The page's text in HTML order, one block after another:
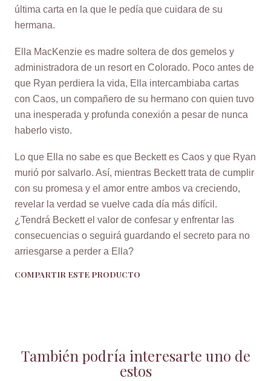
última carta en la que le pedía que cuidara de su
hermana.
Ella MacKenzie es madre soltera de dos gemelos y
administradora de un resort en Colorado. Poco antes de
que Ryan perdiera la vida, Ella intercambiaba cartas
con Caos, un compañero de su hermano con quien tuvo
una inesperada y profunda conexión a pesar de nunca
haberlo visto.
Lo que Ella no sabe es que Beckett es Caos y que Ryan
murió por salvarlo. Así, mientras Beckett trata de cumplir
con su promesa y el amor entre ambos va creciendo,
revelar la verdad se vuelve cada día más difícil.
¿Tendrá Beckett el valor de confesar y enfrentar las
consecuencias o seguirá guardando el secreto para no
arriesgarse a perder a Ella?
COMPARTIR ESTE PRODUCTO
También podría interesarte uno de
estos